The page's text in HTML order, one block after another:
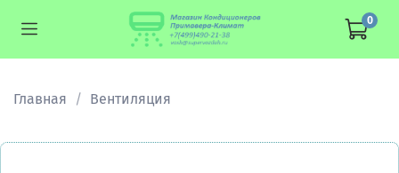
0
Главная Вентиляция